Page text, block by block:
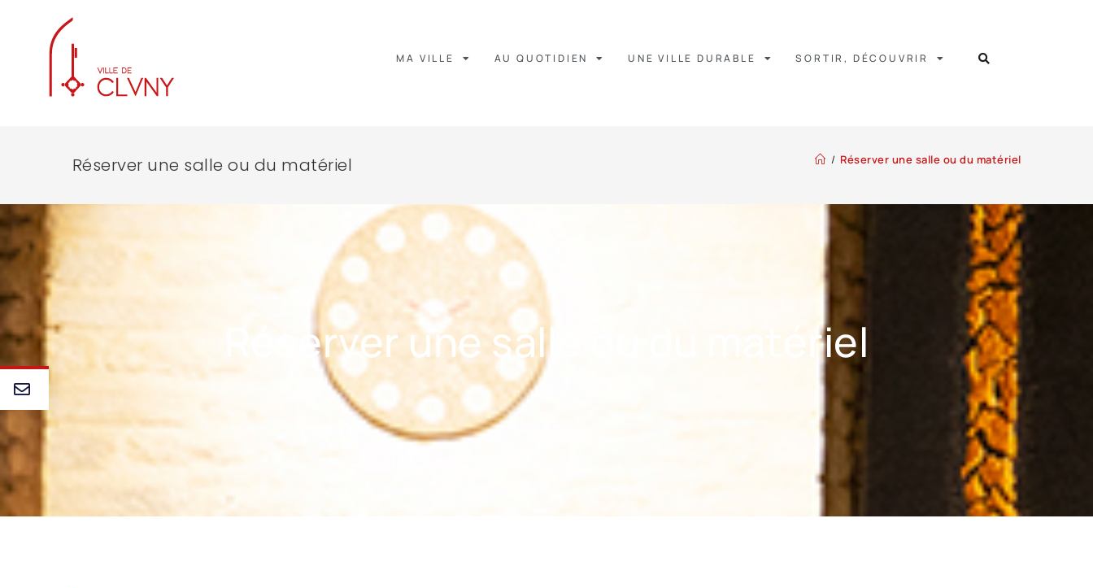
MA VILLE AU QUOTIDIEN UNE VILLE DURABLE SORTIR, DÉCOUVRIR
Réserver une salle ou du matériel / Réserver une salle ou du matériel
Réserver une salle ou du matériel